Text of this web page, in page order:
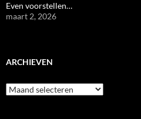
Even voorstellen…
maart 2, 2026
ARCHIEVEN
Archieven